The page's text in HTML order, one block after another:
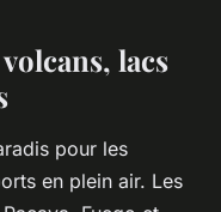
lacs
pour les
en plein air. Les